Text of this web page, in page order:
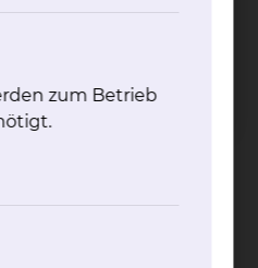
gGmbH decken das
Spektrum der zu
ab.
zum Betrieb